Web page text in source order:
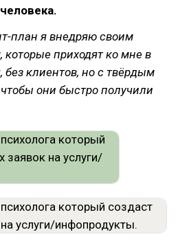
план я внедряю своим
приходят ко мне в
без клиентов, но с твёрдым
они быстро получили